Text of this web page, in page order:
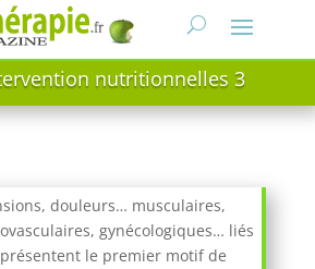
nutritionnelles 3
douleurs… musculaires,
gynécologiques… liés
le premier motif de